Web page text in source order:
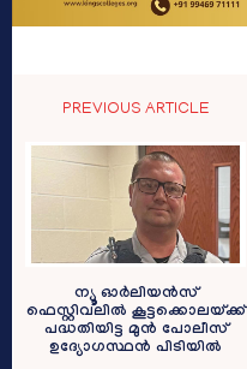
PREVIOUS ARTICLE
ന്യൂ ഓർലിയൻസ്
ഫെസ്റ്റിവലിൽ കൂട്ടക്കൊലയ്ക്ക്
പദ്ധതിയിട്ട മുൻ പോലീസ്
ഉദ്യോഗസ്ഥൻ പിടിയിൽ